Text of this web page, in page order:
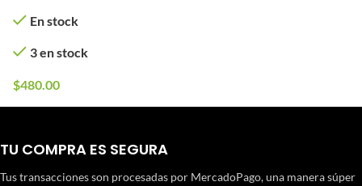
En stock
3 en stock
$480.00
TU COMPRA ES SEGURA
Tus transacciones son procesadas por MercadoPago, una manera súper